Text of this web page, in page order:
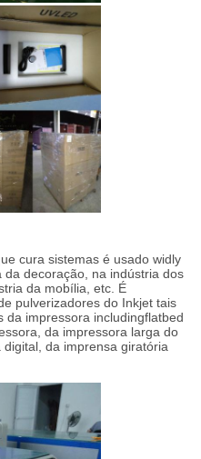
cura sistemas é usado widly
decoração, na indústria dos
da mobília, etc. É
pulverizadores do Inkjet tais
da impressora includingflatbed
da impressora larga do
da imprensa giratória